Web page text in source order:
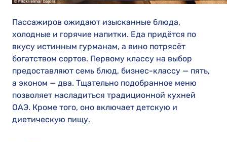
Пассажиров ожидают изысканные блюда,
холодные и горячие напитки. Еда придётся по
вкусу истинным гурманам, а вино потрясёт
богатством сортов. Первому классу на выбор
предоставляют семь блюд, бизнес-классу — пять,
а эконом — два. Тщательно подобранное меню
позволяет насладиться традиционной кухней
ОАЭ. Кроме того, оно включает детскую и
диетическую пищу.